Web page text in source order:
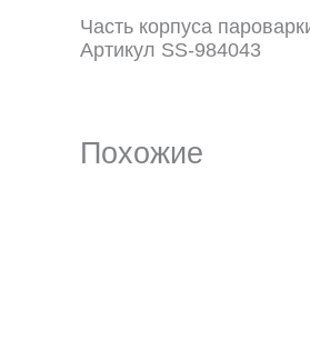
Часть корпуса
Артикул SS-984043
Похожие